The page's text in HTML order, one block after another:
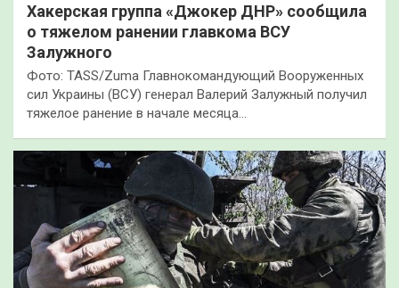
Хакерская группа «Джокер ДНР» сообщила
о тяжелом ранении главкома ВСУ
Залужного
Фото: TASS/Zuma Главнокомандующий Вооруженных
сил Украины (ВСУ) генерал Валерий Залужный получил
тяжелое ранение в начале месяца…